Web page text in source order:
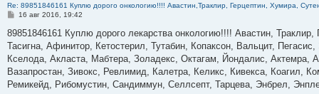
Re: 89851846161 Куплю дорого онкологию!!!! Авастин,Траклир, Герцептин, Хумира,
С
о
щ
е
и
е
16 авг 2016, 19:42
89851846161 Куплю дорого лекарства онкологию!!!! Авастин,
Тасигна, Афинитор, Кетостерил, Тутабин, Копаксон, Вальцит,
Кселода, Акласта, Мабтера, Золадекс, Октагам, Йондалис, Актемра,
Вазапростан, Зивокс, Ревлимид, Калетра, Келикс, Кивекса, Коагил,
Ремикейд, Рибомустин, Сандиммун, Селлсепт, Тарцева, Энбрел,